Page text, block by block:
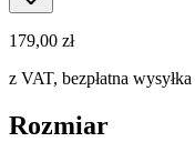
179,00 zł
z VAT, bezpłatna wysyłka
Rozmiar